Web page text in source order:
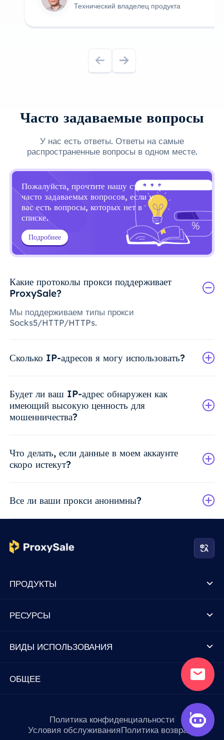
Технический владелец продукта
Часто задаваемые вопросы
У нас есть ответы. Ответы на самые
распространенные вопросы в одном месте.
Пожалуйста, прочтите нашу страницу
часто задаваемых вопросов, если у
вас есть вопросы, которых нет в
списке.
Подробнее
Какие протоколы прокси поддерживает
ProxySale?
Мы поддерживаем типы прокси
Socks5/HTTP/HTTPs.
Сколько IP-адресов я могу использовать?
Будет ли ваш IP-адрес обнаружен как
имеющий высокую ценность для
мошенничества?
Что делать, если данные в моем аккаунте
скоро истекут?
Все ли ваши прокси анонимны?
ПРОДУКТЫ
РЕСУРСЫ
ВИДЫ ИСПОЛЬЗОВАНИЯ
ОБЩЕЕ
Политика конфиденциальности
Условия обслуживанияПолитика возврата